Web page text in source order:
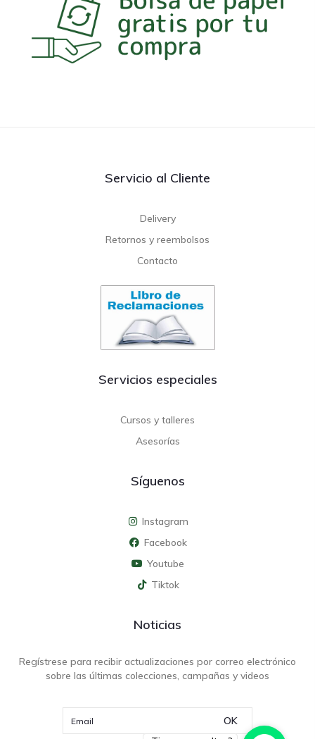
Servicio al Cliente
Delivery
Retornos y reembolsos
Contacto
Servicios especiales
Cursos y talleres
Asesorías
Síguenos
Instagram
Facebook
Youtube
Tiktok
Noticias
Regístrese para recibir actualizaciones por correo electrónico
sobre las últimas colecciones, campañas y videos
OK